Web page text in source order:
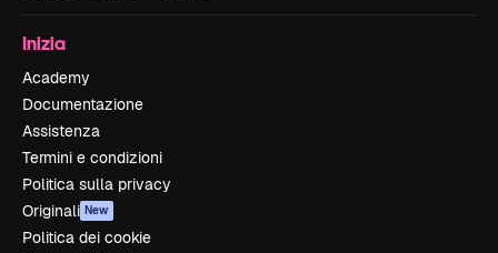
Inizia
Academy
Documentazione
Assistenza
Termini e condizioni
Politica sulla privacy
Originali New
Politica dei cookie